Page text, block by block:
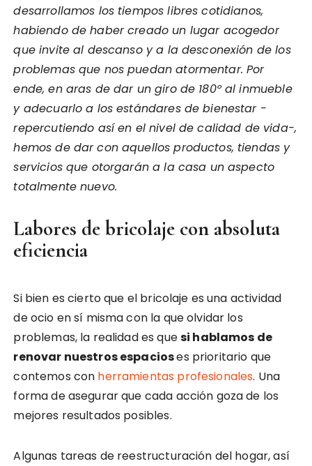
desarrollamos los tiempos libres cotidianos,
habiendo de haber creado un lugar acogedor
que invite al descanso y a la desconexión de los
problemas que nos puedan atormentar. Por
ende, en aras de dar un giro de 180º al inmueble
y adecuarlo a los estándares de bienestar -
repercutiendo así en el nivel de calidad de vida-,
hemos de dar con aquellos productos, tiendas y
servicios que otorgarán a la casa un aspecto
totalmente nuevo.
Labores de bricolaje con absoluta
eficiencia
Si bien es cierto que el bricolaje es una actividad
de ocio en sí misma con la que olvidar los
problemas, la realidad es quesi hablamos de
renovar nuestros espacioses prioritario que
contemos con herramientas profesionales. Una
forma de asegurar que cada acción goza de los
mejores resultados posibles.
Algunas tareas de reestructuración del hogar, así